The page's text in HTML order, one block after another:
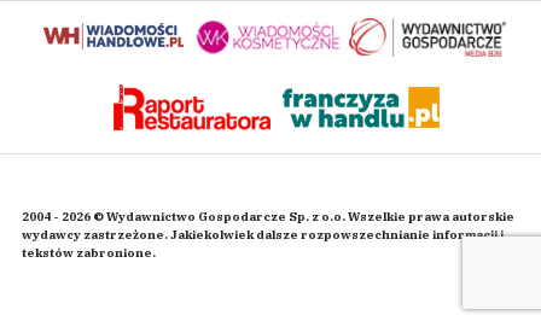
2004 - 2026 © Wydawnictwo Gospodarcze Sp. z o.o. Wszelkie prawa autorskie
wydawcy zastrzeżone. Jakiekolwiek dalsze rozpowszechnianie informacji i
tekstów zabronione.